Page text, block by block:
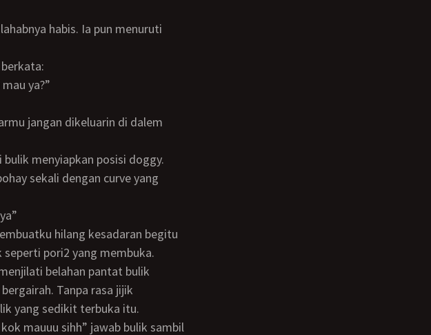
ya?”
sekali dengan curve yang
pori2 yang membuka.
Tanpa rasa jijik
yang sedikit terbuka itu.